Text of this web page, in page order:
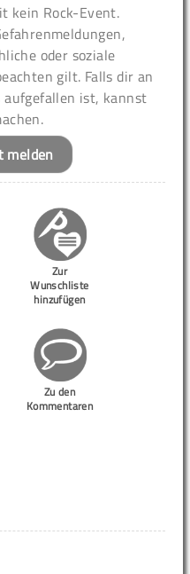
kein Rock-Event.
oder soziale
gilt. Falls dir an
aufgefallen ist, kannst
melden
Zur
Wunschliste
hinzufügen
Zu den
Kommentaren